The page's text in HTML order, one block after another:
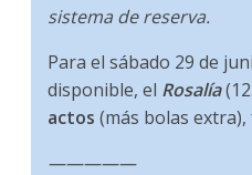
sistema de reserva.
Para el sábado 29 de
disponible, el Rosalía
actos (más bolas
—————